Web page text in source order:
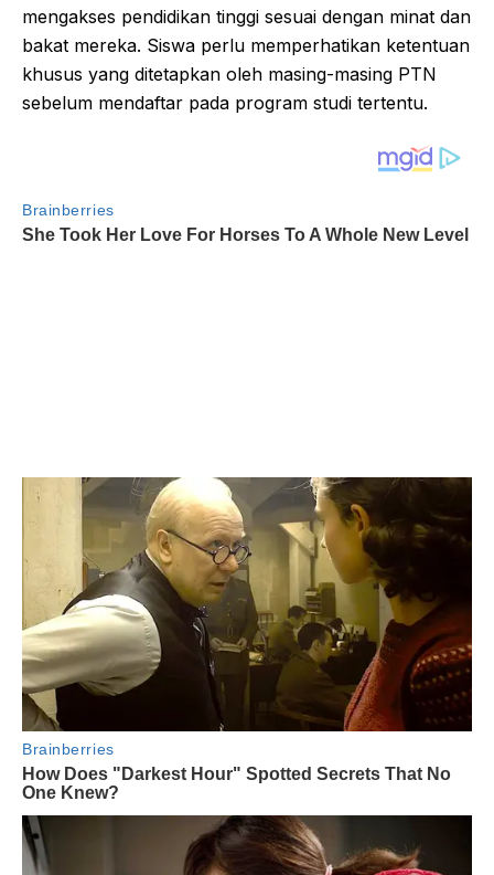
mengakses pendidikan tinggi sesuai dengan minat dan
bakat mereka. Siswa perlu memperhatikan ketentuan
khusus yang ditetapkan oleh masing-masing PTN
sebelum mendaftar pada program studi tertentu.